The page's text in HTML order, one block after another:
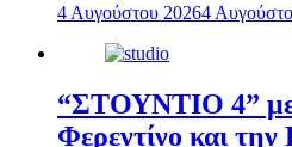
4 Αυγούστου 20264
“ΣΤΟΥΝΤΙΟ 4”
Φερεντίνο και την